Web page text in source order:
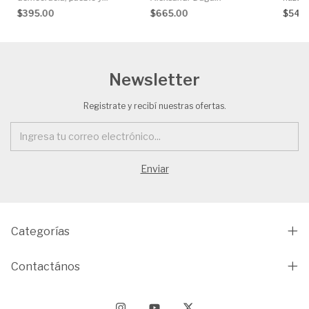
comunidad, Alain de
Benoist
$395.00
$665.00
en la
Newsletter
Registrate y recibí nuestras ofertas.
Categorías
Contactános